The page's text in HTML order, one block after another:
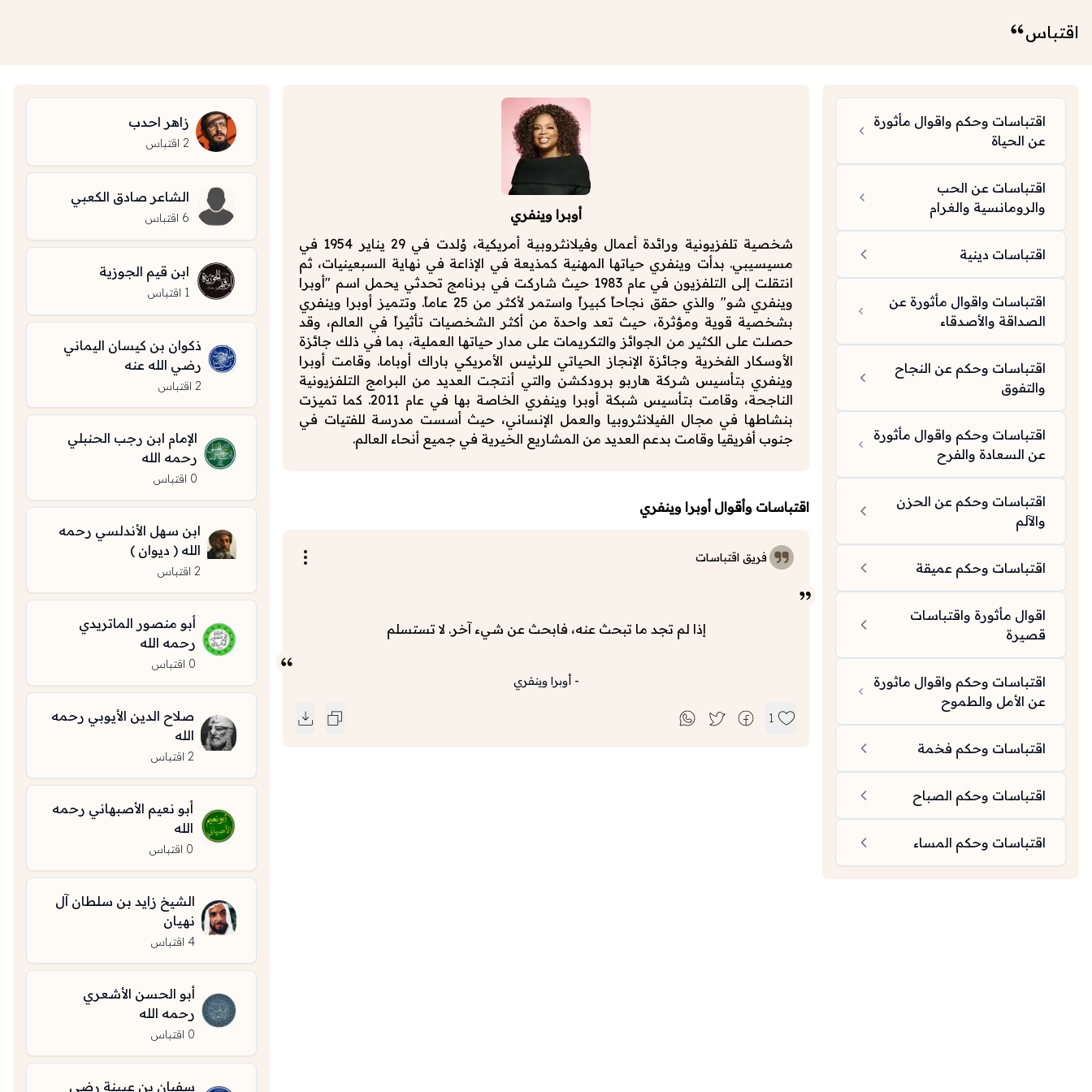
اقتباس
اقتباسات وحكم واقوال مأثورة
عن الحياة
اقتباسات عن الحب
والرومانسية والغرام
اقتباسات دينية
اقتباسات واقوال مأثورة عن
الصداقة والأصدقاء
اقتباسات وحكم عن النجاح
والتفوق
اقتباسات وحكم واقوال مأثورة
عن السعادة والفرح
اقتباسات وحكم عن الحزن
والآلم
اقتباسات وحكم عميقة
اقوال مأثورة واقتباسات
قصيرة
اقتباسات وحكم واقوال ماثورة
عن الأمل والطموح
اقتباسات وحكم فخمة
اقتباسات وحكم الصباح
اقتباسات وحكم المساء
أوبرا وينفري
شخصية تلفزيونية ورائدة أعمال وفيلانثروبية أمريكية، وُلدت في 29 يناير 1954 في
مسيسيبي. بدأت وينفري حياتها المهنية كمذيعة في الإذاعة في نهاية السبعينيات، ثم
انتقلت إلى التلفزيون في عام 1983 حيث شاركت في برنامج تحدثي يحمل اسم "أوبرا
وينفري شو" والذي حقق نجاحاً كبيراً واستمر لأكثر من 25 عاماً. وتتميز أوبرا وينفري
بشخصية قوية ومؤثرة، حيث تعد واحدة من أكثر الشخصيات تأثيراً في العالم، وقد
حصلت على الكثير من الجوائز والتكريمات على مدار حياتها العملية، بما في ذلك جائزة
الأوسكار الفخرية وجائزة الإنجاز الحياتي للرئيس الأمريكي باراك أوباما. وقامت أوبرا
وينفري بتأسيس شركة هاربو برودكشن والتي أنتجت العديد من البرامج التلفزيونية
الناجحة، وقامت بتأسيس شبكة أوبرا وينفري الخاصة بها في عام 2011. كما تميزت
بنشاطها في مجال الفيلانثروبيا والعمل الإنساني، حيث أسست مدرسة للفتيات في
جنوب أفريقيا وقامت بدعم العديد من المشاريع الخيرية في جميع أنحاء العالم.
اقتباسات وأقوال أوبرا وينفري
فريق اقتباسات
إذا لم تجد ما تبحث عنه، فابحث عن شيء آخر. لا تستسلم
-أوبرا وينفري
1
زاهر احدب
2 اقتباس
الشاعر صادق الكعبي
6 اقتباس
ابن قيم الجوزية
1 اقتباس
ذكوان بن كيسان اليماني
رضي الله عنه
2 اقتباس
الإمام ابن رجب الحنبلي
رحمه الله
0 اقتباس
ابن سهل الأندلسي رحمه
الله ( ديوان )
2 اقتباس
أبو منصور الماتريدي
رحمه الله
0 اقتباس
صلاح الدين الأيوبي رحمه
الله
2 اقتباس
أبو نعيم الأصبهاني رحمه
الله
0 اقتباس
الشيخ زايد بن سلطان آل
نهيان
4 اقتباس
أبو الحسن الأشعري
رحمه الله
0 اقتباس
سفيان بن عيينة رضي